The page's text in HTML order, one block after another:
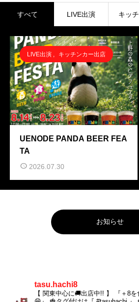
すべて LIVE出演 キッ
LIVE出演 キッチンカー出店
UENODE PANDA BEER FEA
TA
2026.07.30
お知らせ
tasu.hachi8
【 関東中心に🚚出店中!! 】
『＋8